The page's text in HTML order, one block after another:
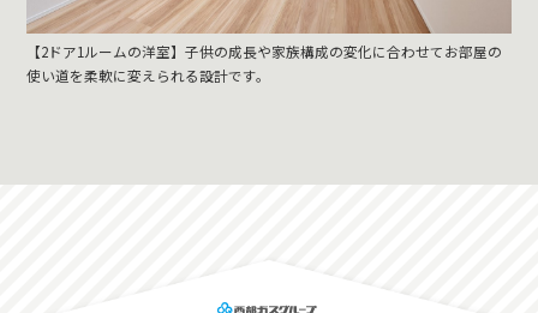
【2ドア1ルームの洋室】子供の成長や家族構成の変化に合わせてお部屋の
使い道を柔軟に変えられる設計です。